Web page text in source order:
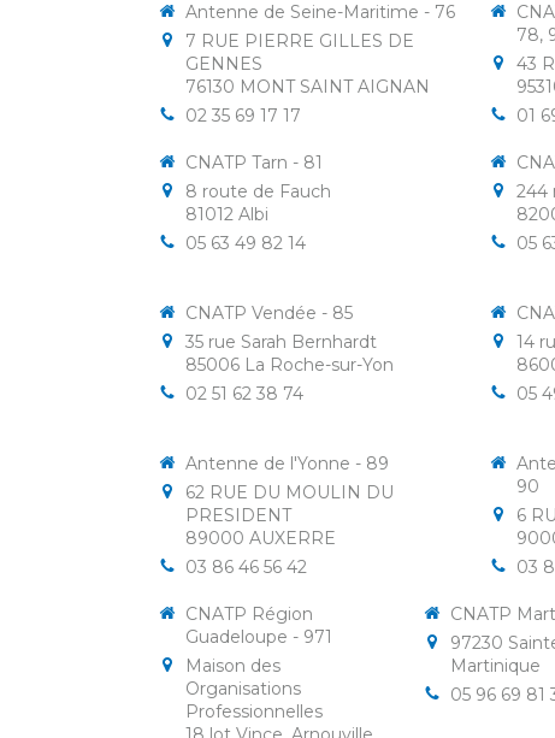
Antenne de Seine-Maritime - 76
7 RUE PIERRE GILLES DE
GENNES
76130 MONT SAINT AIGNAN
02 35 69 17 17
78,
43
01
CNATP Tarn - 81
8 route de Fauch
81012 Albi
05 63 49 82 14
244
05
CNATP Vendée - 85
35 rue Sarah Bernhardt
85006 La Roche-sur-Yon
02 51 62 38 74
14
05
Antenne de l'Yonne - 89
62 RUE DU MOULIN DU
PRESIDENT
89000 AUXERRE
03 86 46 56 42
90
6
03
CNATP Région
Guadeloupe - 971
Maison des
Organisations
Professionnelles
CNATP
97230
Martinique
05 96 69 81